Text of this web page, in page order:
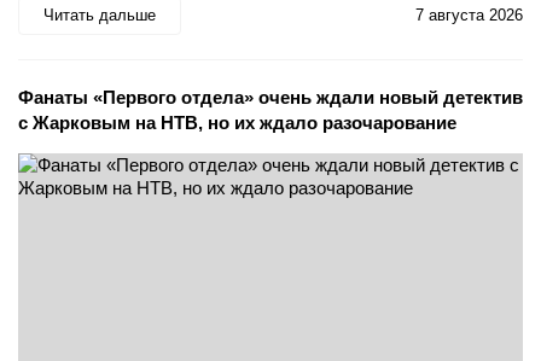
Читать дальше 7 августа 2026
Фанаты «Первого отдела» очень ждали новый детектив
с Жарковым на НТВ, но их ждало разочарование